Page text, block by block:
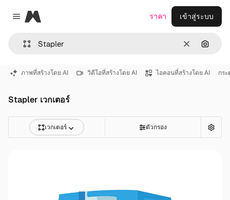
Close menu
Magnific
ชัดเจนค้นหา
ราคา เข้าสู่ระบบ
ภาพที่สร้างโดย AI วิดีโอที่สร้างโดย AI ไอคอนที่สร้างโดย AI กร
Stapler เวกเตอร์
เวกเตอร์ ตัวกรอง